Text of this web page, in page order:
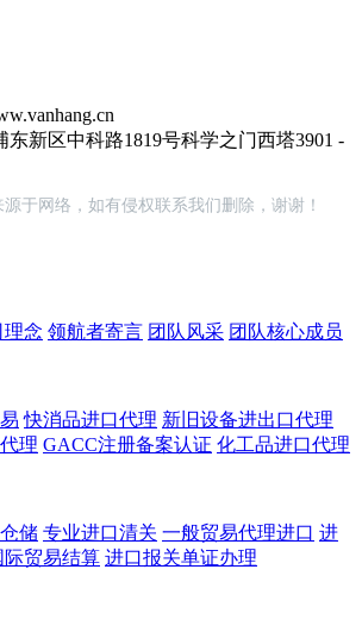
新区中科路1819号科学之门西塔3901 -
于网络，如有侵权联系我们删除，谢谢！
理念 领航者寄言 团队风采 团队核心成员
快消品进口代理 新旧设备进出口代理
理 GACC注册备案认证 化工品进口代理
储 专业进口清关 一般贸易代理进口 进
际贸易结算 进口报关单证办理